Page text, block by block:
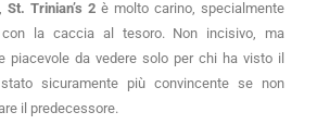
St. Trinian’s 2 è molto carino, specialmente
la caccia al tesoro. Non incisivo, ma
piacevole da vedere solo per chi ha visto il
sicuramente più convincente se non
il predecessore.